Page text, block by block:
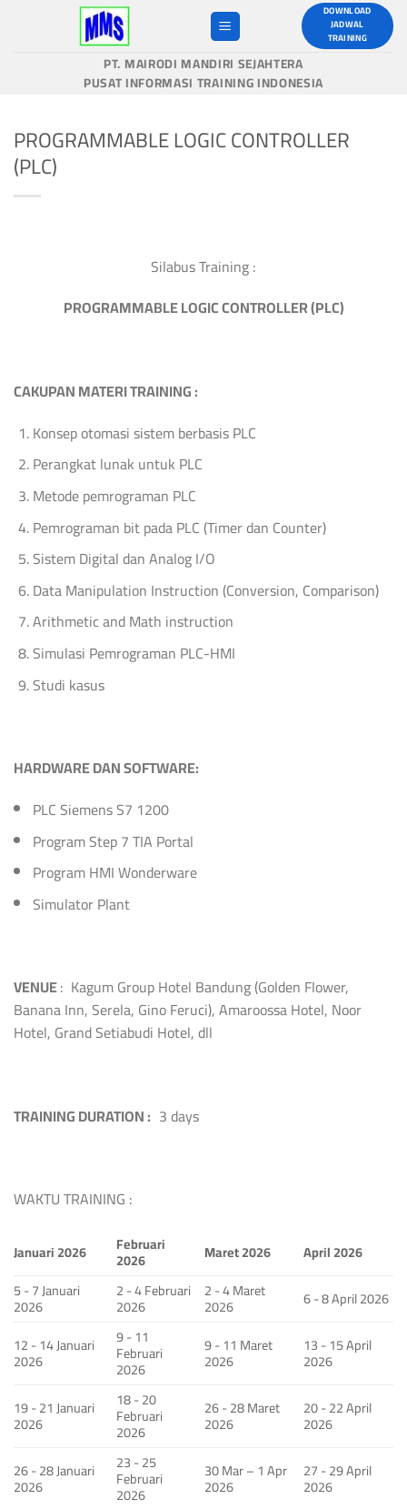
DOWNLOAD
JADWAL
TRAINING
PT. MAIRODI MANDIRI SEJAHTERA
PUSAT INFORMASI TRAINING INDONESIA
PROGRAMMABLE LOGIC CONTROLLER
(PLC)
Silabus Training :
PROGRAMMABLE LOGIC CONTROLLER(PLC)
CAKUPAN MATERI TRAINING :
Konsep otomasi sistem berbasis PLC
Perangkat lunak untuk PLC
Metode pemrograman PLC
Pemrograman bit pada PLC (Timer dan Counter)
Sistem Digital dan Analog I/O
Data Manipulation Instruction (Conversion, Comparison)
Arithmetic and Math instruction
Simulasi Pemrograman PLC-HMI
Studi kasus
HARDWARE DAN SOFTWARE:
PLC Siemens S7 1200
Program Step 7 TIA Portal
Program HMI Wonderware
Simulator Plant
VENUE: Kagum Group Hotel Bandung (Golden Flower,
Banana Inn, Serela, Gino Feruci), Amaroossa Hotel, Noor
Hotel, Grand Setiabudi Hotel, dll
TRAINING DURATION : 3 days
WAKTU TRAINING :
Januari 2026 Februari
2026 Maret 2026
April 2026
5 - 7 Januari
2026
2 - 4 Februari
2026
2 - 4 Maret
2026
6 - 8 April 2026
12 - 14 Januari
2026
9 - 11
Februari
2026
9 - 11 Maret
2026
13 - 15 April
2026
19 - 21 Januari
2026
18 - 20
Februari
2026
26 - 28 Maret
2026
20 - 22 April
2026
26 - 28 Januari
2026
23 - 25
Februari
2026
30 Mar – 1 Apr
2026
27 - 29 April
2026